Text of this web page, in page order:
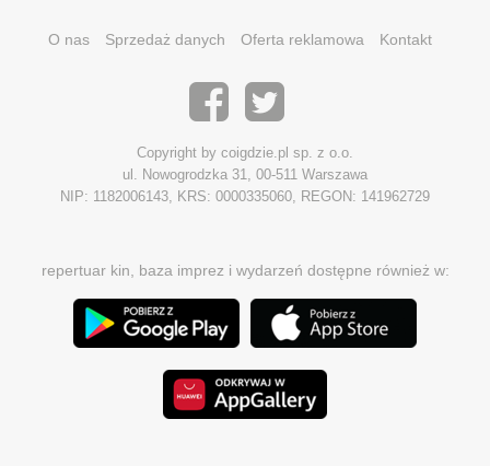
O nas Sprzedaż danych Oferta reklamowa Kontakt
Copyright by coigdzie.pl sp. z o.o.
ul. Nowogrodzka 31, 00-511 Warszawa
NIP: 1182006143, KRS: 0000335060, REGON: 141962729
repertuar kin, baza imprez i wydarzeń dostępne również w: